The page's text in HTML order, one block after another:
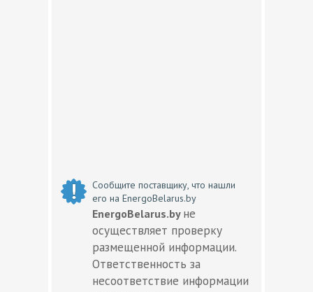
Сообщите поставщику, что нашли
его на EnergoBelarus.by
EnergoBelarus.by не
осуществляет проверку
размещенной информации.
Ответственность за
несоответствие информации